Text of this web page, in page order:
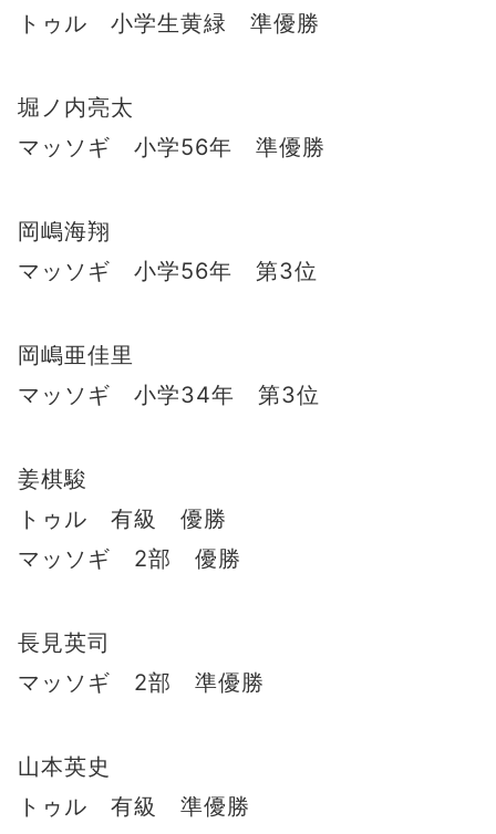
トゥル 小学生黄緑 準優勝
堀ノ内亮太
マッソギ 小学56年 準優勝
岡嶋海翔
マッソギ 小学56年 第3位
岡嶋亜佳里
マッソギ 小学34年 第3位
姜棋駿
トゥル 有級 優勝
マッソギ 2部 優勝
長見英司
マッソギ 2部 準優勝
山本英史
トゥル 有級 準優勝